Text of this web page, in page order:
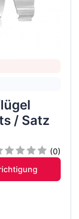
/ Satz
(0)